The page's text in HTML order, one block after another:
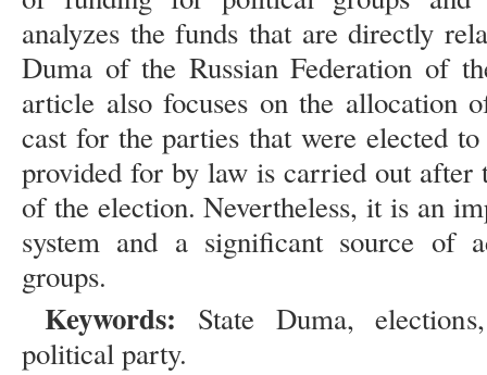
analyzes the funds that are directly
Duma of the Russian Federation of
article also focuses on the allocation
cast for the parties that were elected
provided for by law is carried out after
of the election. Nevertheless, it is an
system and a significant source of
groups.
Keywords: State Duma,
political party.